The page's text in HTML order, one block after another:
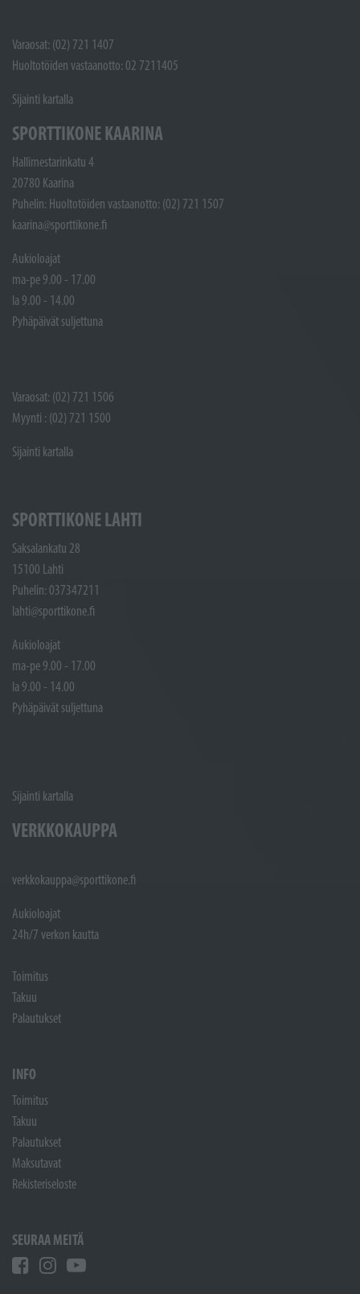
Varaosat: (02) 721 1407
Huoltotöiden vastaanotto: 02 7211405
Sijainti kartalla
SPORTTIKONE KAARINA
Hallimestarinkatu 4
20780 Kaarina
Puhelin: Huoltotöiden vastaanotto: (02) 721 1507
kaarina@sporttikone.fi
Aukioloajat
ma-pe 9.00 - 17.00
la 9.00 - 14.00
Pyhäpäivät suljettuna
Varaosat: (02) 721 1506
Myynti : (02) 721 1500
Sijainti kartalla
SPORTTIKONE LAHTI
Saksalankatu 28
15100 Lahti
Puhelin: 037347211
lahti@sporttikone.fi
Aukioloajat
ma-pe 9.00 - 17.00
la 9.00 - 14.00
Pyhäpäivät suljettuna
Sijainti kartalla
VERKKOKAUPPA
verkkokauppa@sporttikone.fi
Aukioloajat
24h/7 verkon kautta
Toimitus
Takuu
Palautukset
INFO
Toimitus
Takuu
Palautukset
Maksutavat
Rekisteriseloste
SEURAA MEITÄ